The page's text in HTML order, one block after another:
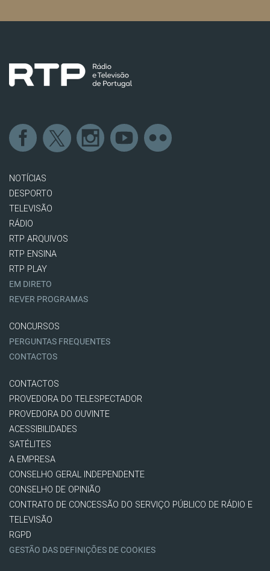
NOTÍCIAS
DESPORTO
TELEVISÃO
RÁDIO
RTP ARQUIVOS
RTP ENSINA
RTP PLAY
EM DIRETO
REVER PROGRAMAS
CONCURSOS
PERGUNTAS FREQUENTES
CONTACTOS
CONTACTOS
PROVEDORA DO TELESPECTADOR
PROVEDORA DO OUVINTE
ACESSIBILIDADES
SATÉLITES
A EMPRESA
CONSELHO GERAL INDEPENDENTE
CONSELHO DE OPINIÃO
CONTRATO DE CONCESSÃO DO SERVIÇO PÚBLICO DE RÁDIO E
TELEVISÃO
RGPD
GESTÃO DAS DEFINIÇÕES DE COOKIES